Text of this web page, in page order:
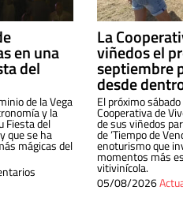
en una
del
de la Vega
y la
Fiesta del
que se ha
mágicas del
La
viñedos el
septiembre
desde
El próximo
Cooperativa de
de sus viñedos
de ‘Tiempo de
enoturismo que
momentos más
vitivinícola.
05/08/2026